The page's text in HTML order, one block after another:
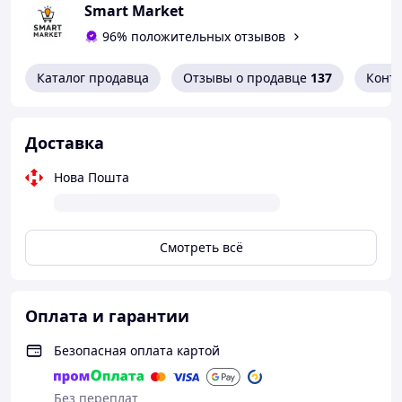
Низкий расход газа — 320 г/ч
Smart Market
96% положительных отзывов
Каталог продавца Отзывы о продавце 137
Доставка
Нова Пошта
Смотреть всё
Оплата и гарантии
Безопасная оплата картой
Без переплат